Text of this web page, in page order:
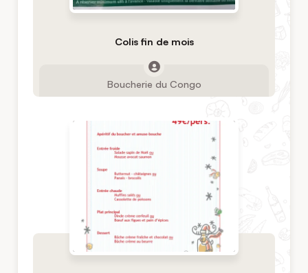
Colis fin de mois
Boucherie du Congo